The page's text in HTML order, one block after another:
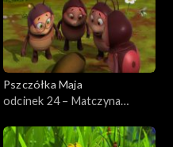
Pszczółka Maja
odcinek 24 – Matczyna